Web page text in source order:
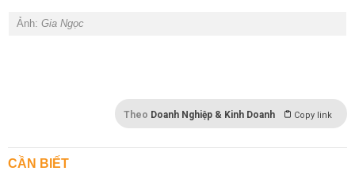
Ảnh: Gia Ngọc
Theo Doanh Nghiệp & Kinh Doanh Copy link
CẦN BIẾT